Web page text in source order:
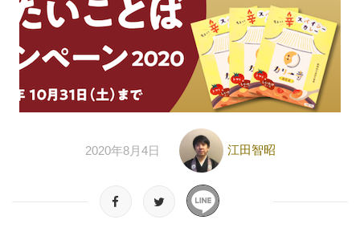
2020年8月4日 江田智昭